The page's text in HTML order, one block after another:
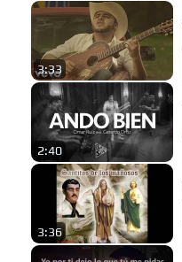
3:33
2:40
3:36